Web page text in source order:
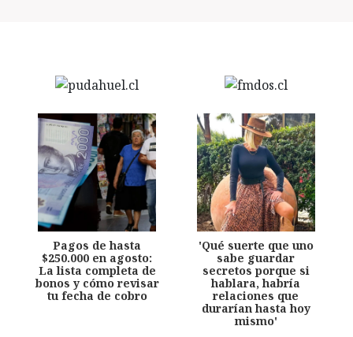
Pagos de hasta
$250.000 en agosto:
La lista completa de
bonos y cómo revisar
tu fecha de cobro
'Qué suerte que uno
sabe guardar
secretos porque si
hablara, habría
relaciones que
durarían hasta hoy
mismo'